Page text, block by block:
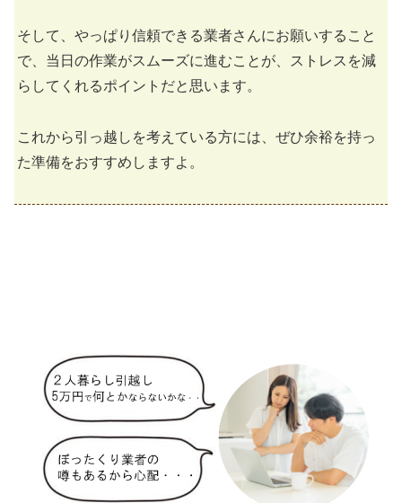
そして、やっぱり信頼できる業者さんにお願いすること
で、当日の作業がスムーズに進むことが、ストレスを減
らしてくれるポイントだと思います。
これから引っ越しを考えている方には、ぜひ余裕を持っ
た準備をおすすめしますよ。